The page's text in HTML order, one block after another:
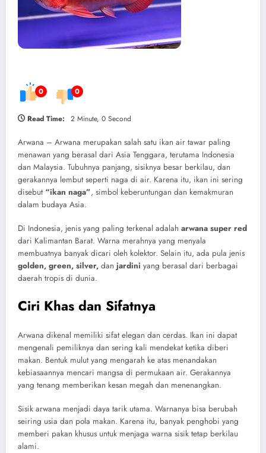
0 0
Read Time: 2 Minute, 0 Second
Arwana – Arwana merupakan salah satu ikan air tawar paling
menawan yang berasal dari Asia Tenggara, terutama Indonesia
dan Malaysia. Tubuhnya panjang, sisiknya besar berkilau, dan
gerakannya lembut seperti naga di air. Karena itu, ikan ini sering
disebut “ikan naga”, simbol keberuntungan dan kemakmuran
dalam budaya Asia.
Di Indonesia, jenis yang paling terkenal adalah arwana super red
dari Kalimantan Barat. Warna merahnya yang menyala
membuatnya banyak dicari oleh kolektor. Selain itu, ada pula jenis
golden, green, silver, dan jardini yang berasal dari berbagai
daerah tropis di dunia.
Ciri Khas dan Sifatnya
Arwana dikenal memiliki sifat elegan dan cerdas. Ikan ini dapat
mengenali pemiliknya dan sering kali mendekat ketika diberi
makan. Bentuk mulut yang mengarah ke atas menandakan
kebiasaannya mencari mangsa di permukaan air. Gerakannya
yang tenang memberikan kesan megah dan menenangkan.
Sisik arwana menjadi daya tarik utama. Warnanya bisa berubah
seiring usia dan pola makan. Karena itu, banyak penghobi yang
memberi pakan khusus untuk menjaga warna sisik tetap berkilau
alami.